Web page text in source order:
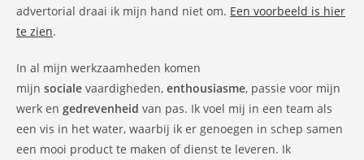
advertorial draai ik mijn hand niet om. Een voorbeeld is hier
te zien.
In al mijn werkzaamheden komen
mijn sociale vaardigheden, enthousiasme, passie voor mijn
werk en gedrevenheid van pas. Ik voel mij in een team als
een vis in het water, waarbij ik er genoegen in schep samen
een mooi product te maken of dienst te leveren. Ik